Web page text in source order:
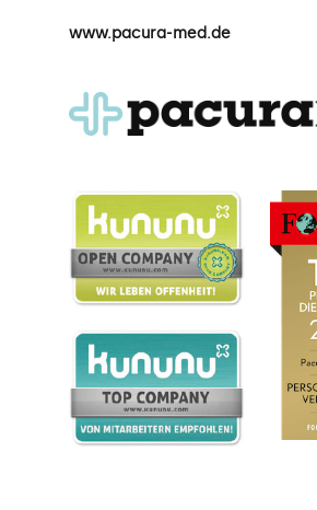
www.pacura-med.de